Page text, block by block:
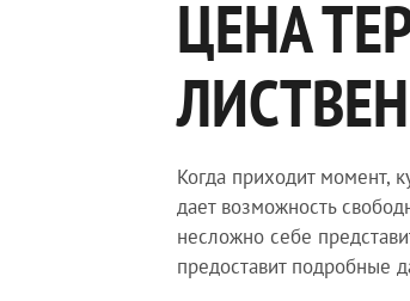
ЦЕНА
Когда приходит момент,
дает возможность
несложно себе
предоставит подробные